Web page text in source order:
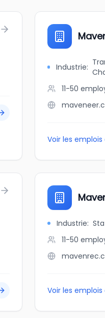
Industrie:
11-50
Voir les
Industrie:
11-50
Voir les